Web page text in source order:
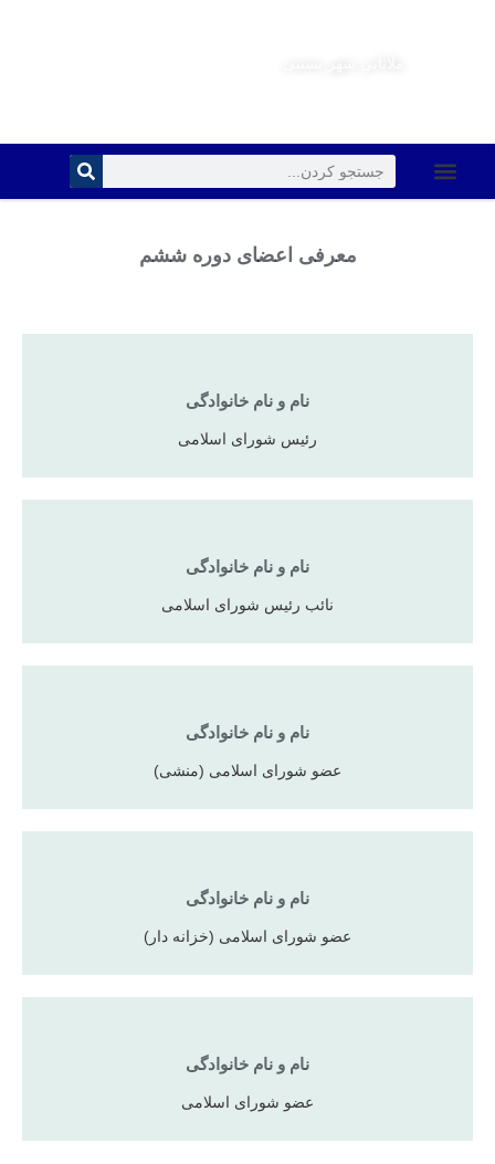
معرفی اعضای دوره ششم
نام و نام خانوادگی
رئیس شورای اسلامی
نام و نام خانوادگی
نائب رئیس شورای اسلامی
نام و نام خانوادگی
عضو شورای اسلامی (منشی)
نام و نام خانوادگی
عضو شورای اسلامی (خزانه دار)
نام و نام خانوادگی
عضو شورای اسلامی